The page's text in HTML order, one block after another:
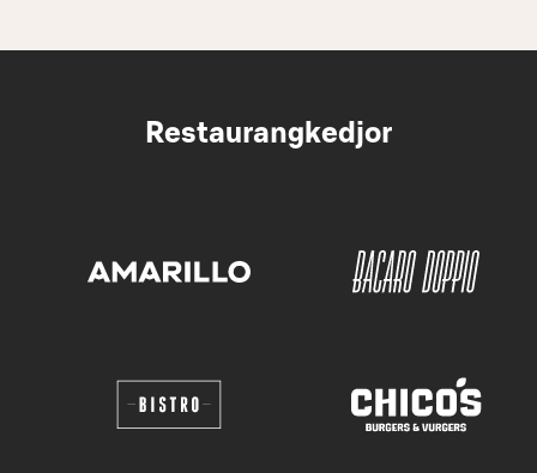
Restaurangkedjor